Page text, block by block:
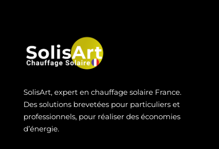
SolisArt, expert en chauffage solaire France.
Des solutions brevetées pour particuliers et
professionnels, pour réaliser des économies
d’énergie.